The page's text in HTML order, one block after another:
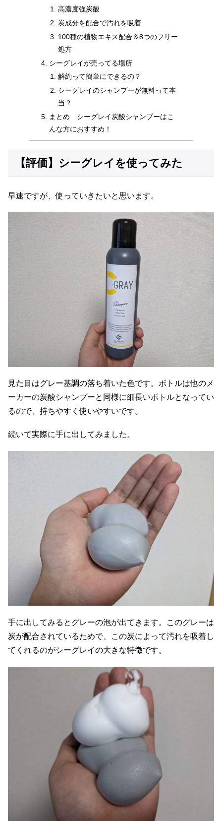
高濃度強炭酸
炭成分を配合で汚れを吸着
100種の植物エキス配合＆8つのフリー
処方
シーグレイが売ってる場所
解約って簡単にできるの？
シーグレイのシャンプーが無料って本
当？
まとめ シーグレイ炭酸シャンプーはこ
んな方におすすめ！
【評価】シーグレイを使ってみた
早速ですが、使っていきたいと思います。
見た目はグレー基調の落ち着いた色です。ボトルは他のメ
ーカーの炭酸シャンプーと同様に細長いボトルとなってい
るので、持ちやすく使いやすいです。
続いて実際に手に出してみました。
手に出してみるとグレーの泡が出てきます。このグレーは
炭が配合されているためで、この炭によって汚れを吸着し
てくれるのがシーグレイの大きな特徴です。